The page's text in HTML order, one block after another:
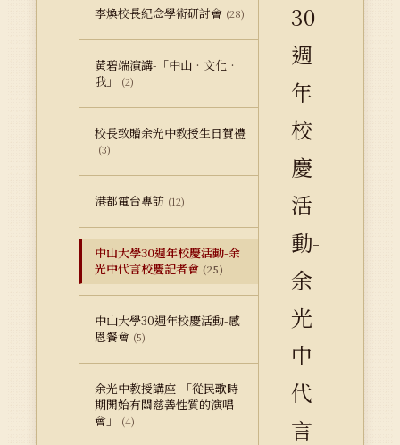
李煥校長紀念學術研討會 (28)
黃碧端演講-「中山‧文化‧
我」
(2)
校長致贈余光中教授生日賀禮
(3)
港都電台專訪 (12)
中山大學30週年校慶活動-余
光中代言校慶記者會 (25)
中山大學30週年校慶活動-感
恩餐會 (5)
余光中教授講座-「從民歌時
期開始有關慈善性質的演唱
會」
(4)
30
週
年
校
慶
活
動-
余
光
中
代
言